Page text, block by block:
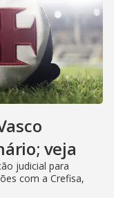
veja
judicial para
com a Crefisa,